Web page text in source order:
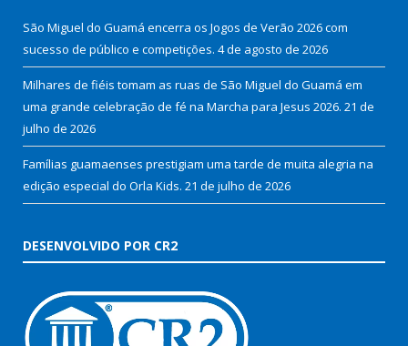
São Miguel do Guamá encerra os Jogos de Verão 2026 com
sucesso de público e competições. 4 de agosto de 2026
Milhares de fiéis tomam as ruas de São Miguel do Guamá em
uma grande celebração de fé na Marcha para Jesus 2026. 21 de
julho de 2026
Famílias guamaenses prestigiam uma tarde de muita alegria na
edição especial do Orla Kids. 21 de julho de 2026
DESENVOLVIDO POR CR2